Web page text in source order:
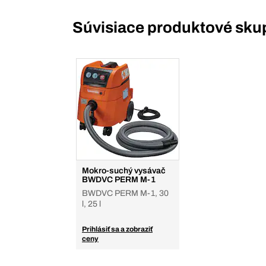
Súvisiace produktové
Mokro-suchý vysávač
BWDVC PERM M-1
BWDVC PERM M-1, 30
l, 25 l
Prihlásiť sa a zobraziť
ceny